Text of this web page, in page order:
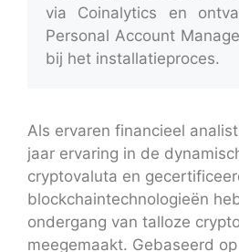
via Coinalytics en
Personal Account
bij het installatieproces.
Als ervaren financieel
jaar ervaring in de
cryptovaluta en
blockchaintechnologieën
ondergang van talloze
meegemaakt. Gebaseerd op